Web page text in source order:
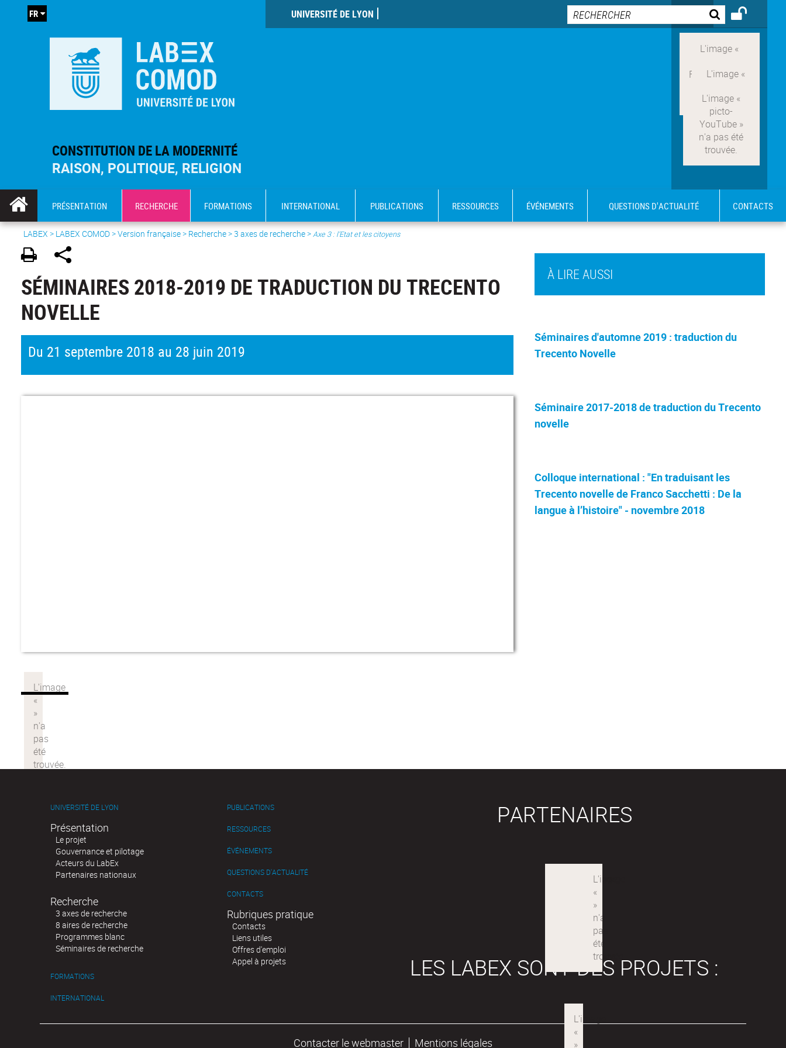
CONSTITUTION DE LA MODERNITÉ
RAISON, POLITIQUE, RELIGION
UNIVERSITÉ DE LYON
FR
PRÉSENTATION RECHERCHE FORMATIONS INTERNATIONAL PUBLICATIONS RESSOURCES ÉVÉNEMENTS QUESTIONS D'ACTUALITÉ CONTACTS
LABEX > LABEX COMOD>Version française> Recherche >3 axes de recherche>Axe 3 : l’Etat et les citoyens
SÉMINAIRES 2018-2019 DE TRADUCTION DU TRECENTO
NOVELLE
Du 21 septembre 2018 au 28 juin 2019
À LIRE AUSSI
Séminaires d'automne 2019 : traduction du
Trecento Novelle
Séminaire 2017-2018 de traduction du Trecento
novelle
Colloque international : "En traduisant les
Trecento novelle de Franco Sacchetti : De la
langue à l’histoire" - novembre 2018
UNIVERSITÉ DE LYON
Présentation
Le projet
Gouvernance et pilotage
Acteurs du LabEx
Partenaires nationaux
Recherche
3 axes de recherche
8 aires de recherche
Programmes blanc
Séminaires de recherche
FORMATIONS
INTERNATIONAL
PUBLICATIONS
RESSOURCES
ÉVÉNEMENTS
QUESTIONS D'ACTUALITÉ
CONTACTS
Rubriques pratique
Contacts
Liens utiles
Offres d'emploi
Appel à projets
PARTENAIRES
LES LABEX SONT DES PROJETS :
Contacter le webmaster Mentions légales